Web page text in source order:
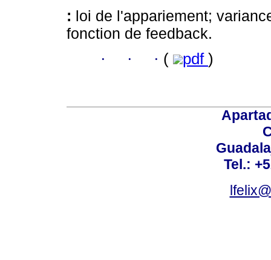
: loi de l'appariement;
fonction de feedback.
· · · ( pdf )
Tel.: